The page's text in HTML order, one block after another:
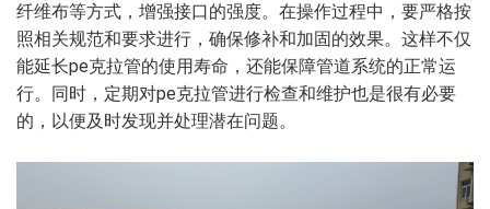
纤维布等方式，增强接口的强度。在操作过程中，要严格按
照相关规范和要求进行，确保修补和加固的效果。这样不仅
能延长pe克拉管的使用寿命，还能保障管道系统的正常运
行。同时，定期对pe克拉管进行检查和维护也是很有必要
的，以便及时发现并处理潜在问题。